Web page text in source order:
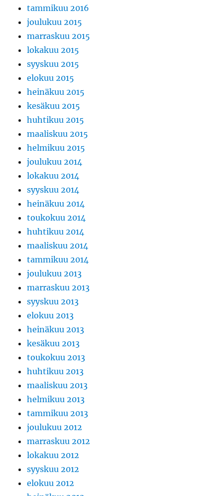
tammikuu 2016
joulukuu 2015
marraskuu 2015
lokakuu 2015
syyskuu 2015
elokuu 2015
heinäkuu 2015
kesäkuu 2015
huhtikuu 2015
maaliskuu 2015
helmikuu 2015
joulukuu 2014
lokakuu 2014
syyskuu 2014
heinäkuu 2014
toukokuu 2014
huhtikuu 2014
maaliskuu 2014
tammikuu 2014
joulukuu 2013
marraskuu 2013
syyskuu 2013
elokuu 2013
heinäkuu 2013
kesäkuu 2013
toukokuu 2013
huhtikuu 2013
maaliskuu 2013
helmikuu 2013
tammikuu 2013
joulukuu 2012
marraskuu 2012
lokakuu 2012
syyskuu 2012
elokuu 2012